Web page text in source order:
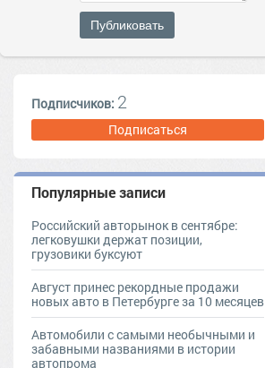
Публиковать
Подписчиков: 2
Подписаться
Популярные записи
Российский авторынок в сентябре:
легковушки держат позиции,
грузовики буксуют
Август принес рекордные продажи
новых авто в Петербурге за 10 месяцев
Автомобили с самыми необычными и
забавными названиями в истории
автопрома